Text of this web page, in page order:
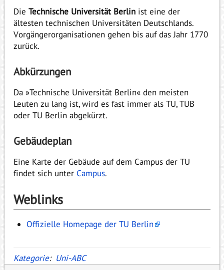
Die Technische Universität Berlin ist eine der
ältesten technischen Universitäten Deutschlands.
Vorgängerorganisationen gehen bis auf das Jahr 1770
zurück.
Abkürzungen
Da »Technische Universität Berlin« den meisten
Leuten zu lang ist, wird es fast immer als TU, TUB
oder TU Berlin abgekürzt.
Gebäudeplan
Eine Karte der Gebäude auf dem Campus der TU
findet sich unter Campus.
Weblinks
Offizielle Homepage der TU Berlin
Kategorie: Uni-ABC